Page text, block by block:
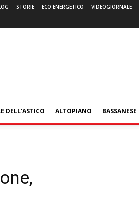
STORIE ECO ENERGETICO VIDEOGIORNALE
DELL’ASTICO ALTOPIANO BASSANESE